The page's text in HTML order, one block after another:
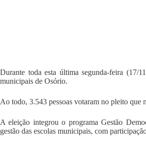
Durante toda esta última segunda-feira (17/
municipais de Osório.
Ao todo, 3.543 pessoas votaram no pleito que
A eleição integrou o programa Gestão
gestão das escolas municipais, com